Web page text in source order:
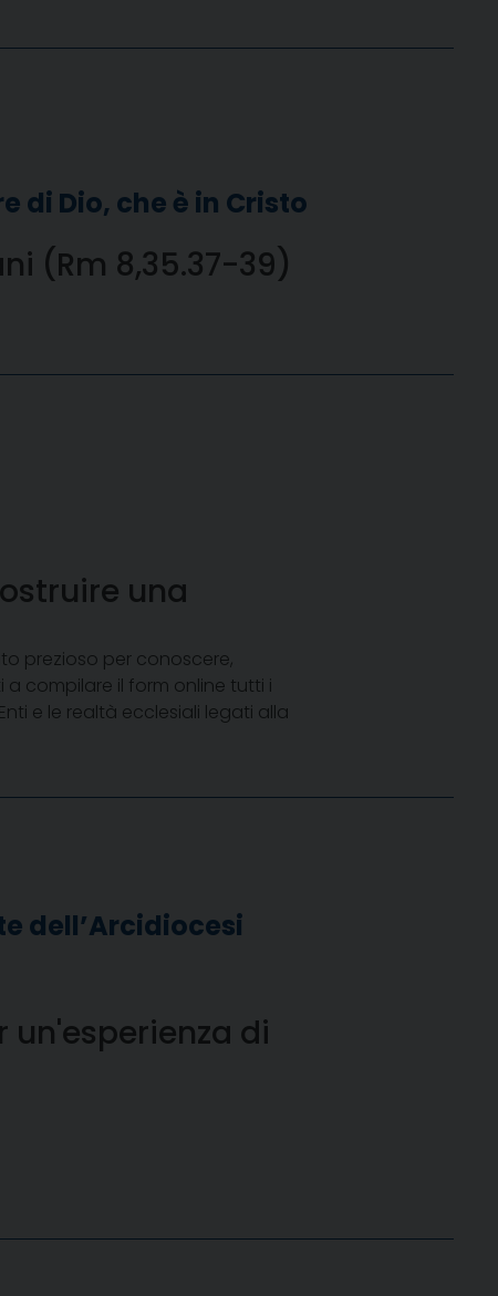
di Dio, che è in Cristo
(Rm 8,35.37-39)
una
prezioso per conoscere,
compilare il form online tutti i
e le realtà ecclesiali legati alla
dell’Arcidiocesi
un'esperienza di